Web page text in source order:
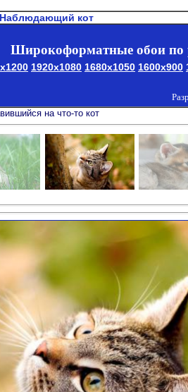
Наблюдающий кот
Широкоформатные обои по
1920x1080 1680x1050 1600x900
на что-то кот